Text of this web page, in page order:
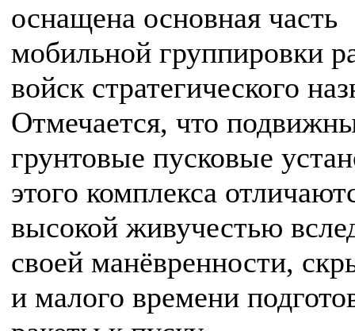
оснащена основная часть
мобильной группировки
войск стратегического
Отмечается, что
грунтовые пусковые
этого комплекса
высокой живучестью
своей манёвренности,
и малого времени